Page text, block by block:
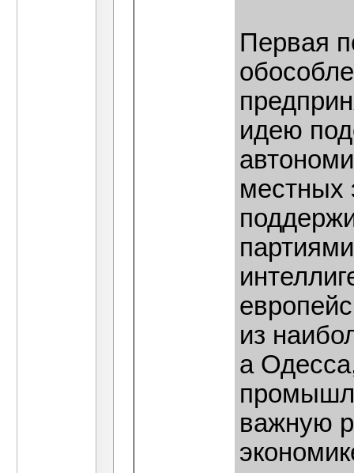
Первая
идею
местных
из
а
важную